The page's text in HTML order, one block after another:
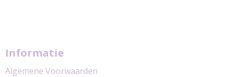
Informatie
Algemene Voorwaarden